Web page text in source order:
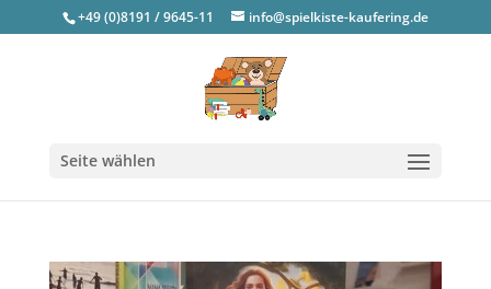
+49 (0)8191 / 9645-11 info@spielkiste-kaufering.de
Seite wählen